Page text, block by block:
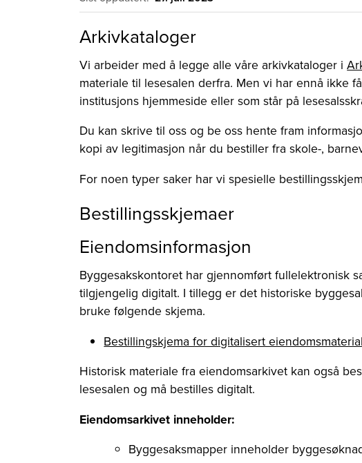
Arkivkataloger
Vi arbeider med å legge alle våre arkivkataloger i
materiale til lesesalen derfra. Men vi har ennå ikke
institusjons hjemmeside eller som står på
Du kan skrive til oss og be oss hente fram
kopi av legitimasjon når du bestiller fra skole-,
For noen typer saker har vi spesielle
Bestillingsskjemaer
Eiendomsinformasjon
Byggesakskontoret har gjennomført fullelektronisk
tilgjengelig digitalt. I tillegg er det historiske
bruke følgende skjema.
Bestillingskjema for digitalisert
Historisk materiale fra eiendomsarkivet kan også
lesesalen og må bestilles digitalt.
Eiendomsarkivet inneholder:
Byggesaksmapper inneholder